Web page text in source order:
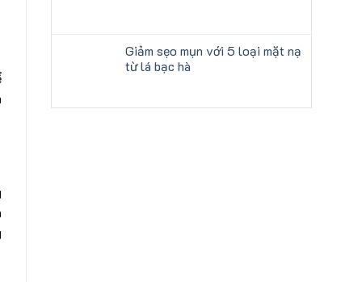
Giảm sẹo mụn với 5 loại mặt nạ
từ lá bạc hà